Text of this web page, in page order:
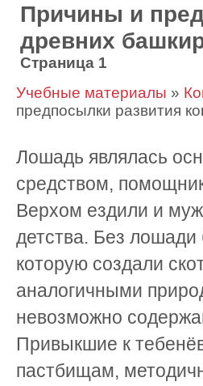
Причины и
древних
Страница 1
Учебные материалы »
предпосылки развития
Лошадь являлась
средством,
Верхом ездили и
детства. Без
которую создали
аналогичными
невозможно
Привыкшие к
пастбищам,